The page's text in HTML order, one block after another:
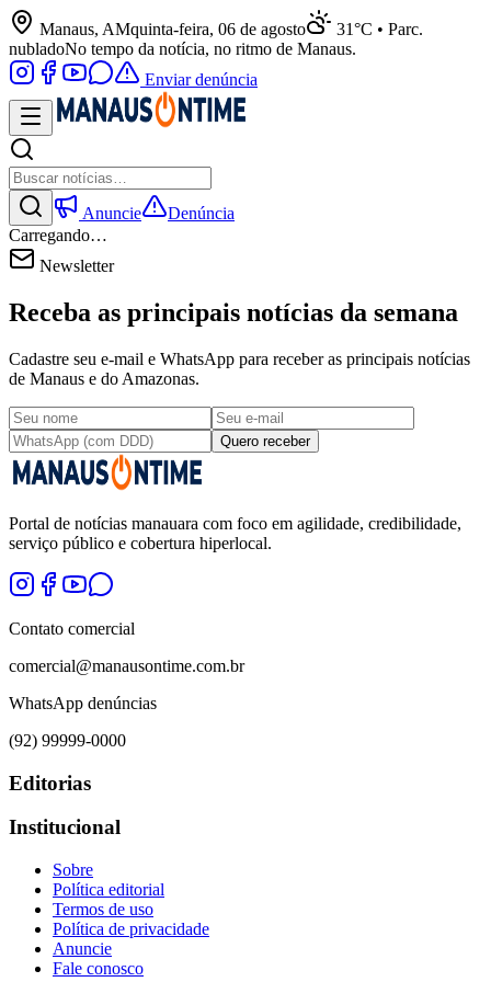
Manaus, AMquinta-feira, 06 de agosto
31°C • Parc.
nubladoNo tempo da notícia, no ritmo de Manaus.
Enviar denúncia
Anuncie
Denúncia
Carregando…
Newsletter
Receba as principais notícias da semana
Cadastre seu e-mail e WhatsApp para receber as principais notícias
de Manaus e do Amazonas.
Quero receber
Portal de notícias manauara com foco em agilidade, credibilidade,
serviço público e cobertura hiperlocal.
Contato comercial
comercial@manausontime.com.br
WhatsApp denúncias
(92) 99999-0000
Editorias
Institucional
Sobre
Política editorial
Termos de uso
Política de privacidade
Anuncie
Fale conosco